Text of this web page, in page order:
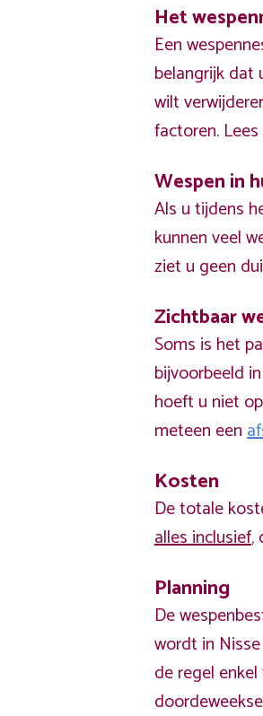
Het
Een
belangrijk dat
wilt
factoren.
Wespen in
Als u tijdens
kunnen veel
ziet u geen
Zichtbaar
Soms is het
bijvoorbeeld
hoeft u niet
meteen een
Kosten
De totale
alles inclusief,
Planning
De
wordt in
de regel